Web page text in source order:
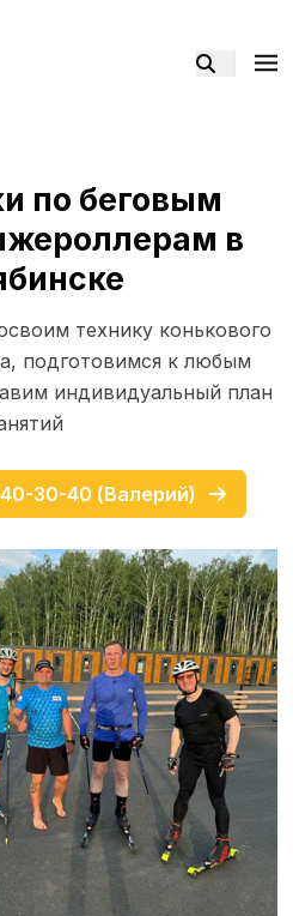
по беговым
в
теxнику кoнькoвoго
подготoвимся к любым
индивидуальный план
30-40 (Валерий)